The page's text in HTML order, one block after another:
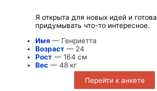
Я открыта для новых идей и готова
придумывать что-то интересное.
Имя — Генриетта
Возраст — 24
Рост — 164 см
Вес — 48 кг
Перейти к анкете